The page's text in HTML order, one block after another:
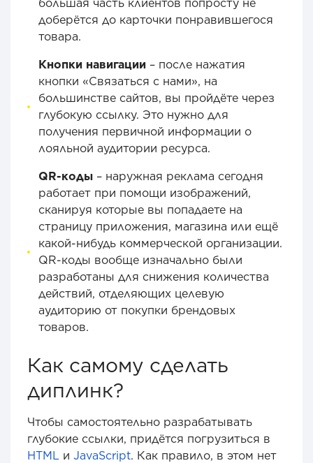
большая часть клиентов попросту не
доберётся до карточки понравившегося
товара.
Кнопки навигации – после нажатия
кнопки «Связаться с нами», на
большинстве сайтов, вы пройдёте через
глубокую ссылку. Это нужно для
получения первичной информации о
лояльной аудитории ресурса.
QR-коды – наружная реклама сегодня
работает при помощи изображений,
сканируя которые вы попадаете на
страницу приложения, магазина или ещё
какой-нибудь коммерческой организации.
QR-коды вообще изначально были
разработаны для снижения количества
действий, отделяющих целевую
аудиторию от покупки брендовых
товаров.
Как самому сделать
диплинк?
Чтобы самостоятельно разрабатывать
глубокие ссылки, придётся погрузиться в
HTML и JavaScript. Как правило, в этом нет